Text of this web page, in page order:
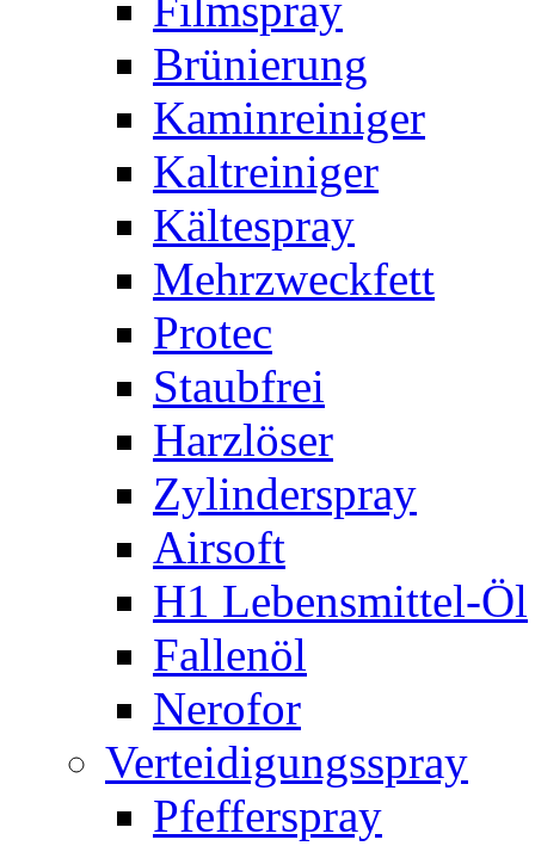
Brünierung
Kaminreiniger
Kaltreiniger
Kältespray
Mehrzweckfett
Protec
Staubfrei
Harzlöser
Zylinderspray
Airsoft
H1 Lebensmittel-Öl
Fallenöl
Nerofor
Verteidigungsspray
Pfefferspray